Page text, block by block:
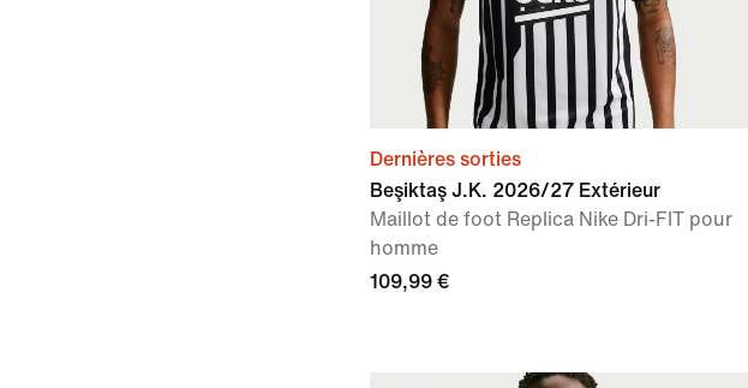
Dernières sorties
Beşiktaş J.K. 2026/27 Extérieur
Maillot de foot Replica Nike Dri-FIT pour
homme
109,99 €